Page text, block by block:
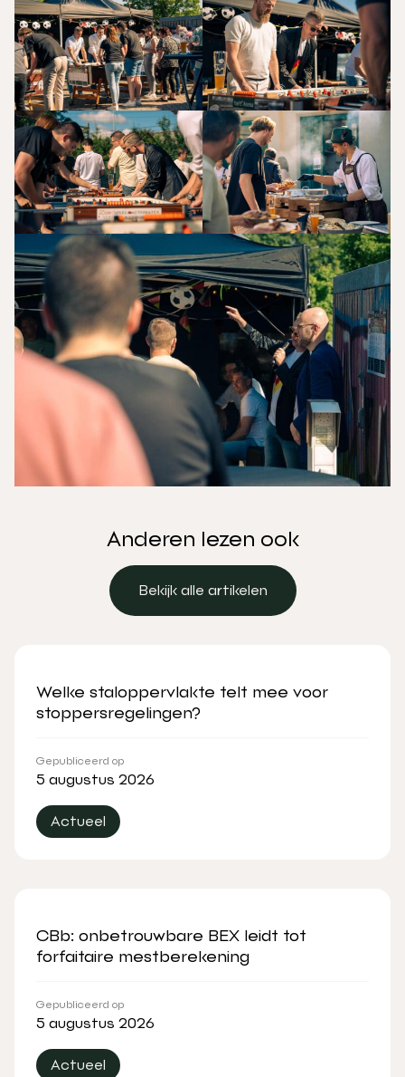
Anderen lezen ook
Bekijk alle artikelen
Bekijk alle artikelen
Welke staloppervlakte telt mee voor
stoppersregelingen?
Gepubliceerd op
5 augustus 2026
Actueel
CBb: onbetrouwbare BEX leidt tot
forfaitaire mestberekening
Gepubliceerd op
5 augustus 2026
Actueel